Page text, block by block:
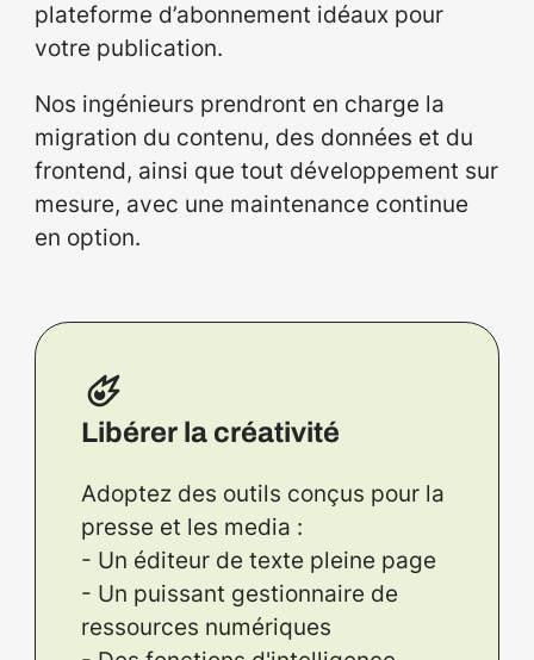
plateforme d’abonnement idéaux pour
votre publication.
Nos ingénieurs prendront en charge la
migration du contenu, des données et du
frontend, ainsi que tout développement sur
mesure, avec une maintenance continue
en option.
Libérer la créativité
Adoptez des outils conçus pour la
presse et les media :
- Un éditeur de texte pleine page
- Un puissant gestionnaire de
ressources numériques